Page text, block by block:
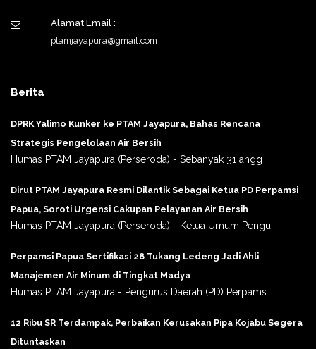
Alamat Email :
ptamjayapura@gmail.com
Berita
DPRK Yalimo Kunker ke PTAM Jayapura, Bahas Rencana
Strategis Pengelolaan Air Bersih
Humas PTAM Jayapura (Perseroda) - Sebanyak 31 angg
Dirut PTAM Jayapura Resmi Dilantik Sebagai Ketua PD Perpamsi
Papua, Soroti Urgensi Cakupan Pelayanan Air Bersih
Humas PTAM Jayapura (Perseroda) - Ketua Umum Pengu
Perpamsi Papua Sertifikasi 28 Tukang Ledeng Jadi Ahli
Manajemen Air Minum di Tingkat Madya
Humas PTAM Jayapura - Pengurus Daerah (PD) Perpams
12 Ribu SR Terdampak, Perbaikan Kerusakan Pipa Kojabu Segera
Dituntaskan